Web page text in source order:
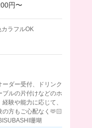
円〜
カラフルOK
ーダー受付、ドリンク
ルの片付けなどのホ
験や能力に応じて、
方もご心配なく🫶🏻
珊瑚